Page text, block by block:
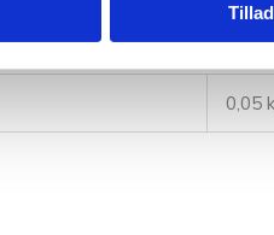
0,05